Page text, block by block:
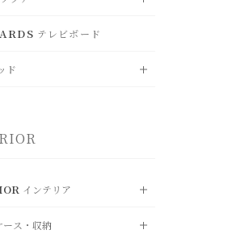
ベンチ
CHAIR
OTTOMAN
デスク
TABLE 折り畳みテーブル
チェスト
シェルフ
ALL すべて見る
SOFA
SOFA
テレビボード
ド
BED
インテリア
すべて見る
ース・収納